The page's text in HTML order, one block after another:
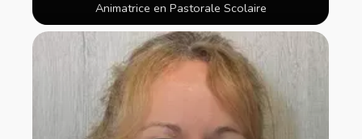
Animatrice en Pastorale Scolaire